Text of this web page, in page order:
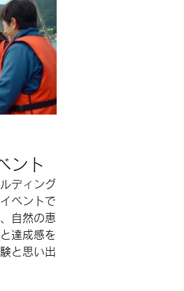
ント
ディング
ベントで
自然の恵
達成感を
と思い出